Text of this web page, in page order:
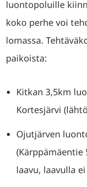
luontopoluille
koko perhe voi
lomassa.
paikoista:
Kitkan 3,5km
Kortesjärvi
Ojutjärven
(Kärppämäentie
laavu, laavulla